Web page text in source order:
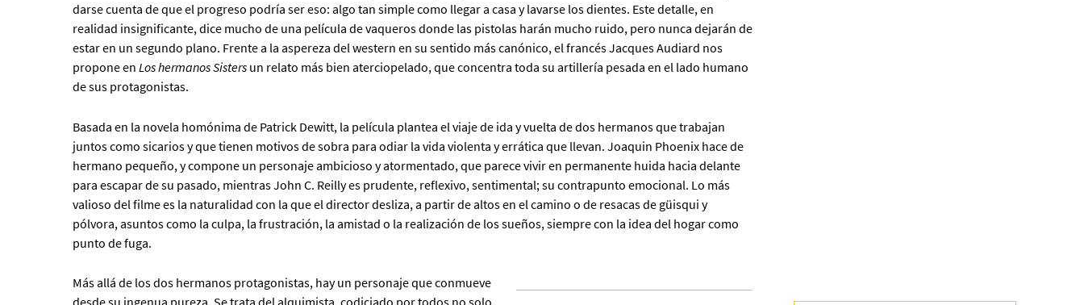
darse cuenta de que el progreso podría ser eso: algo tan simple como llegar a casa y lavarse los dientes. Este detalle, en
realidad insignificante, dice mucho de una película de vaqueros donde las pistolas harán mucho ruido, pero nunca dejarán de
estar en un segundo plano. Frente a la aspereza del western en su sentido más canónico, el francés Jacques Audiard nos
propone en Los hermanos Sistersun relato más bien aterciopelado, que concentra toda su artillería pesada en el lado humano
de sus protagonistas.
Basada en la novela homónima de Patrick Dewitt, la película plantea el viaje de ida y vuelta de dos hermanos que trabajan
juntos como sicarios y que tienen motivos de sobra para odiar la vida violenta y errática que llevan. Joaquin Phoenix hace de
hermano pequeño, y compone un personaje ambicioso y atormentado, que parece vivir en permanente huida hacia delante
para escapar de su pasado, mientras John C. Reilly es prudente, reflexivo, sentimental; su contrapunto emocional. Lo más
valioso del filme es la naturalidad con la que el director desliza, a partir de altos en el camino o de resacas de güisqui y
pólvora, asuntos como la culpa, la frustración, la amistad o la realización de los sueños, siempre con la idea del hogar como
punto de fuga.
Más allá de los dos hermanos protagonistas, hay un personaje que conmueve